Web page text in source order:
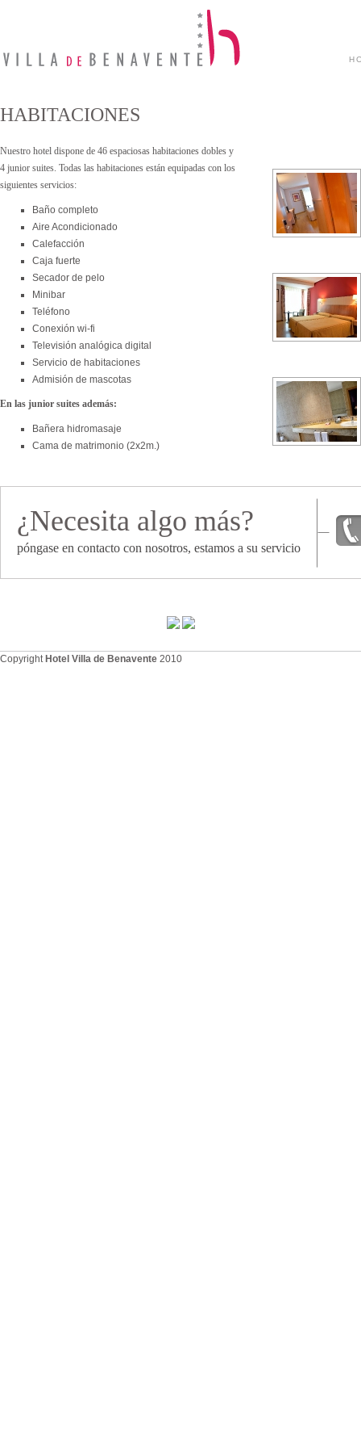
HABITACIONES
Nuestro hotel dispone de 46 espaciosas habitaciones dobles y
4 junior suites. Todas las habitaciones están equipadas con los
siguientes servicios:
Baño completo
Aire Acondicionado
Calefacción
Caja fuerte
Secador de pelo
Minibar
Teléfono
Conexión wi-fi
Televisión analógica digital
Servicio de habitaciones
Admisión de mascotas
En las junior suites además:
Bañera hidromasaje
Cama de matrimonio (2x2m.)
¿Necesita algo más?
póngase en contacto con nosotros, estamos a su servicio
Copyright Hotel Villa de Benavente 2010